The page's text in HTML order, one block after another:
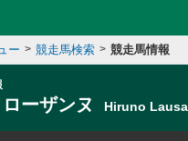
ー > 競走馬検索 > 競走馬情報
ーザンヌ Hiruno